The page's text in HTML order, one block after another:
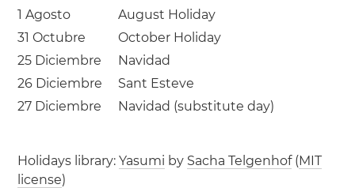
1 Agosto
August Holiday
31 Octubre
October Holiday
25 Diciembre
Navidad
26 Diciembre
Sant Esteve
27 Diciembre
Navidad (substitute day)
Holidays library:Yasumi by Sacha Telgenhof(MIT
license)